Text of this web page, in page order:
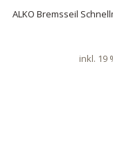
ALKO Bremsseil
inkl. 19